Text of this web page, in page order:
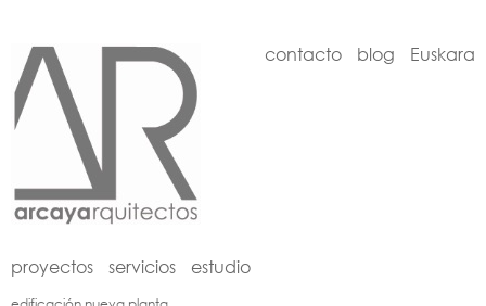
contacto blog Euskara
proyectos servicios estudio